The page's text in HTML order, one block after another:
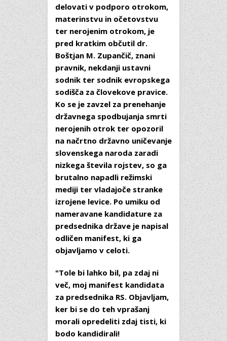
delovati v podporo otrokom,
materinstvu in očetovstvu
ter nerojenim otrokom, je
pred kratkim občutil dr.
Boštjan M. Zupančič, znani
pravnik, nekdanji ustavni
sodnik ter sodnik evropskega
sodišča za človekove pravice.
Ko se je zavzel za prenehanje
državnega spodbujanja smrti
nerojenih otrok ter opozoril
na načrtno državno uničevanje
slovenskega naroda zaradi
nizkega števila rojstev, so ga
brutalno napadli režimski
mediji ter vladajoče stranke
izrojene levice. Po umiku od
nameravane kandidature za
predsednika države je napisal
odličen manifest, ki ga
objavljamo v celoti.
"Tole bi lahko bil, pa zdaj ni
več, moj manifest kandidata
za predsednika RS. Objavljam,
ker bi se do teh vprašanj
morali opredeliti zdaj tisti, ki
bodo kandidirali!